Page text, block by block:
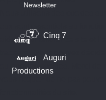
Newsletter
Cinq 7
Auguri
Productions
aident à améliorer ce site et
traceurs). Vous pouvez
ou non ces cookies. Merci de
vous risquez de ne pas